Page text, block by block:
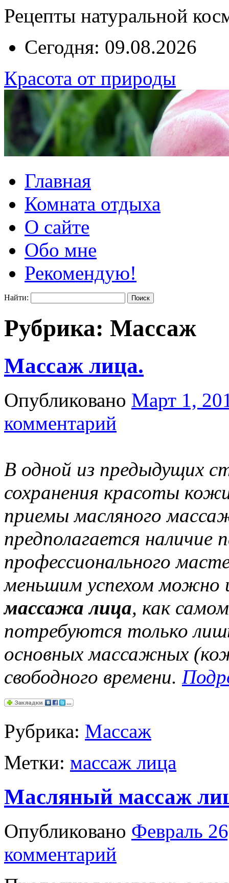
Рецепты натуральной
Сегодня: 09.08.2026
Красота от природы
Главная
Комната отдыха
О сайте
Обо мне
Рекомендую!
Найти:
Рубрика: Массаж
Массаж лица.
Опубликовано Март 1,
комментарий
В одной из предыдущих
сохранения красоты
приемы масляного
предполагается наличие
профессионального
меньшим успехом можно
массажа лица, как
потребуются только
основных массажных
свободного времени.
Рубрика: Массаж
Метки: массаж лица
Масляный массаж
Опубликовано Февраль
комментарий